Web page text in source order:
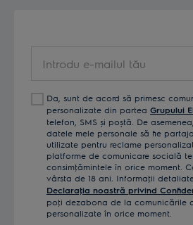
Da, sunt de acord să primesc
personalizate din partea Grupului
telefon, SMS și poștă. De
datele mele personale să fie
utilizate pentru reclame
platforme de comunicare socială
consimţămintele în orice moment.
vârsta de 18 ani. Informaţii
Declaraţia noastră privind
poţi dezabona de la comunicările
personalizate în orice moment.